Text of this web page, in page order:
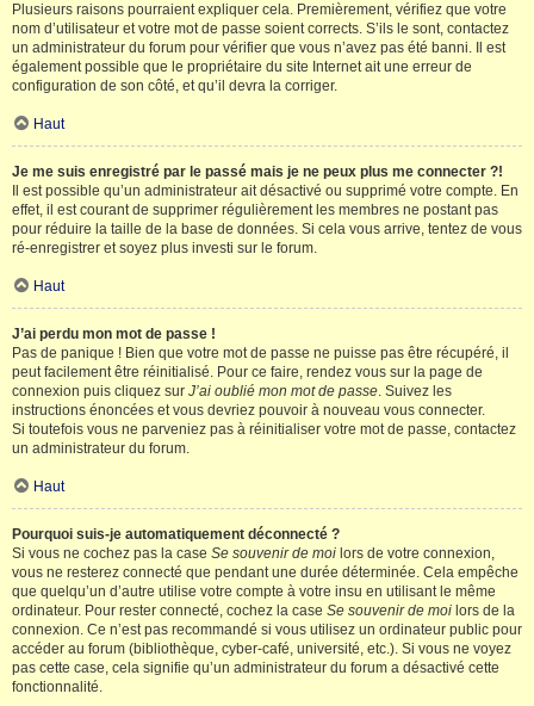
Plusieurs raisons pourraient expliquer cela. Premièrement, vérifiez que votre
nom d’utilisateur et votre mot de passe soient corrects. S’ils le sont, contactez
un administrateur du forum pour vérifier que vous n’avez pas été banni. Il est
également possible que le propriétaire du site Internet ait une erreur de
configuration de son côté, et qu’il devra la corriger.
Haut
Je me suis enregistré par le passé mais je ne peux plus me connecter ?!
Il est possible qu’un administrateur ait désactivé ou supprimé votre compte. En
effet, il est courant de supprimer régulièrement les membres ne postant pas
pour réduire la taille de la base de données. Si cela vous arrive, tentez de vous
ré-enregistrer et soyez plus investi sur le forum.
Haut
J’ai perdu mon mot de passe !
Pas de panique ! Bien que votre mot de passe ne puisse pas être récupéré, il
peut facilement être réinitialisé. Pour ce faire, rendez vous sur la page de
connexion puis cliquez sur J’ai oublié mon mot de passe. Suivez les
instructions énoncées et vous devriez pouvoir à nouveau vous connecter.
Si toutefois vous ne parveniez pas à réinitialiser votre mot de passe, contactez
un administrateur du forum.
Haut
Pourquoi suis-je automatiquement déconnecté ?
Si vous ne cochez pas la case Se souvenir de moi lors de votre connexion,
vous ne resterez connecté que pendant une durée déterminée. Cela empêche
que quelqu’un d’autre utilise votre compte à votre insu en utilisant le même
ordinateur. Pour rester connecté, cochez la case Se souvenir de moi lors de la
connexion. Ce n’est pas recommandé si vous utilisez un ordinateur public pour
accéder au forum (bibliothèque, cyber-café, université, etc.). Si vous ne voyez
pas cette case, cela signifie qu’un administrateur du forum a désactivé cette
fonctionnalité.